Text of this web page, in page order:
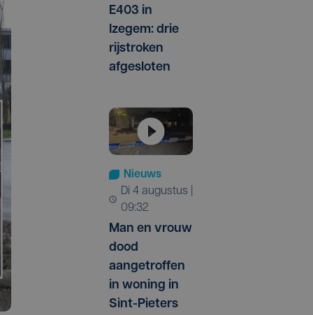
E403 in
Izegem: drie
rijstroken
afgesloten
Nieuws
di 4 augustus |
09:32
Man en vrouw
dood
aangetroffen
in woning in
Sint-Pieters